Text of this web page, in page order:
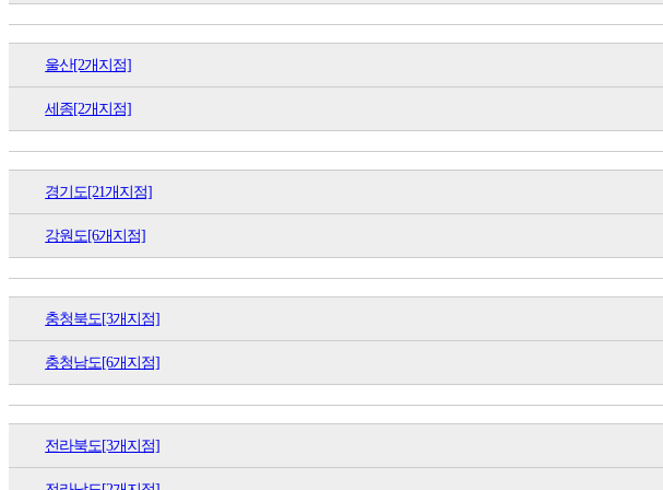
울산[2개지점]
세종[2개지점]
경기도[21개지점]
강원도[6개지점]
충청북도[3개지점]
충청남도[6개지점]
전라북도[3개지점]